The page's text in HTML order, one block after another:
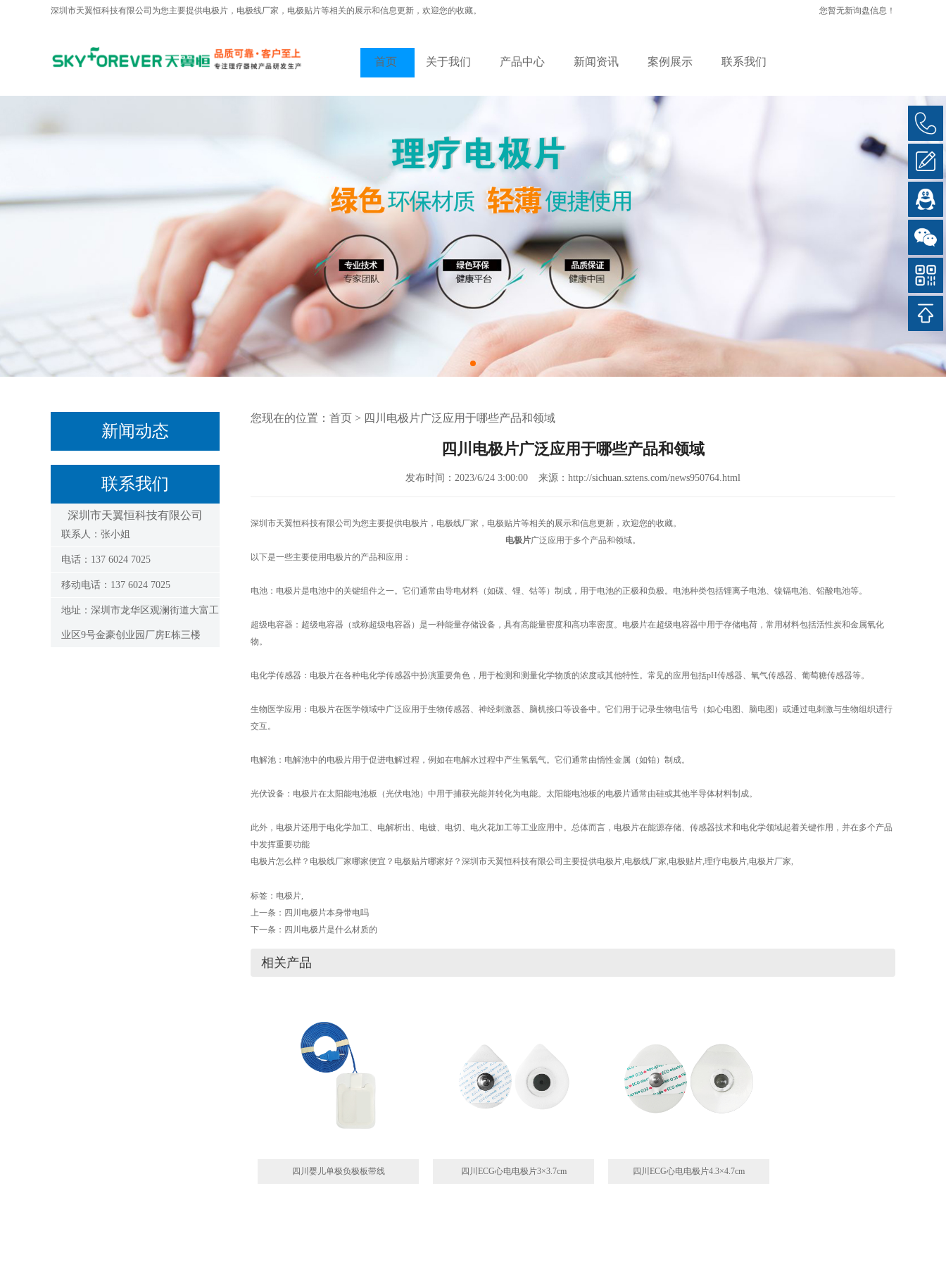
深圳市天翼恒科技有限公司为您主要提供电极片 ，电极线厂家，电极贴片等相关的展示和信息更新，欢迎您的收藏。 您暂无新询盘信息！
首页 关于我们 产品中心 新闻资讯 案例展示 联系我们
新闻动态
联系我们
深圳市天翼恒科技有限公司
联系人：张小姐
电话：137 6024 7025
移动电话：137 6024 7025
地址：深圳市龙华区观澜街道大富工
业区9号金豪创业园厂房E栋三楼
您现在的位置： 首页 > 四川电极片广泛应用于哪些产品和领域
四川电极片广泛应用于哪些产品和领域
发布时间：2023/6/24 3:00:00 来源：http://sichuan.sztens.com/news950764.html
深圳市天翼恒科技有限公司为您主要提供电极片 ，电极线厂家，电极贴片等相关的展示和信息更新，欢迎您的收藏。
电极片广泛应用于多个产品和领域。
以下是一些主要使用电极片的产品和应用：
电池：电极片是电池中的关键组件之一。它们通常由导电材料（如碳、锂、钴等）制成，用于电池的正极和负极。电池种类包括锂离子电池、镍镉电池、铅酸电池等。
超级电容器：超级电容器（或称超级电容器）是一种能量存储设备，具有高能量密度和高功率密度。电极片在超级电容器中用于存储电荷，常用材料包括活性炭和金属氧化
物。
电化学传感器：电极片在各种电化学传感器中扮演重要角色，用于检测和测量化学物质的浓度或其他特性。常见的应用包括pH传感器、氧气传感器、葡萄糖传感器等。
生物医学应用：电极片在医学领域中广泛应用于生物传感器、神经刺激器、脑机接口等设备中。它们用于记录生物电信号（如心电图、脑电图）或通过电刺激与生物组织进行
交互。
电解池：电解池中的电极片用于促进电解过程，例如在电解水过程中产生氢氧气。它们通常由惰性金属（如铂）制成。
光伏设备：电极片在太阳能电池板（光伏电池）中用于捕获光能并转化为电能。太阳能电池板的电极片通常由硅或其他半导体材料制成。
此外，电极片还用于电化学加工、电解析出、电镀、电切、电火花加工等工业应用中。总体而言，电极片在能源存储、传感器技术和电化学领域起着关键作用，并在多个产品
中发挥重要功能
电极片怎么样？电极线厂家哪家便宜？电极贴片哪家好？深圳市天翼恒科技有限公司主要提供电极片,电极线厂家,电极贴片,理疗电极片,电极片厂家,
标签： 电极片,
上一条： 四川电极片本身带电吗
下一条： 四川电极片是什么材质的
相关产品
四川婴儿单极负极板带线 四川ECG心电电极片3×3.7cm 四川ECG心电电极片4.3×4.7cm